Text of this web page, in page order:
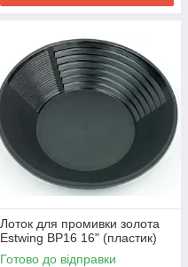
Лоток для промивки золота
Estwing BP16 16" (пластик)
Готово до відправки